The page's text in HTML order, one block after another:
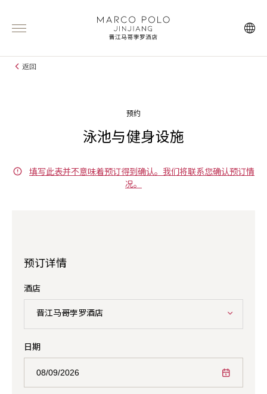
返回
预约
泳池与健身设施
填写此表并不意味着预订得到确认。我们将联系您确认预订情
况。
预订详情
酒店
晋江马哥孛罗酒店
日期